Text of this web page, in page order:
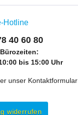
Hotline
40 60 80
bis 15:00 Uhr
unser Kontaktformular
widerrufen